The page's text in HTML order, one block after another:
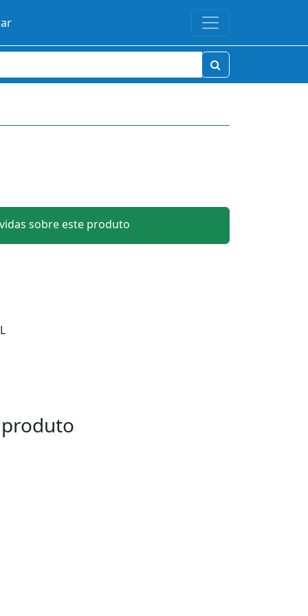
sobre este produto